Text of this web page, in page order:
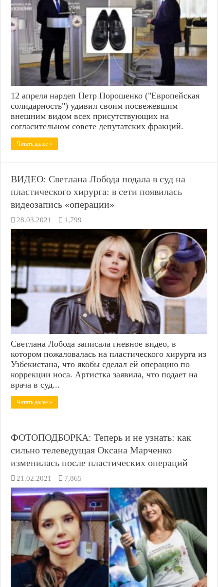
12 апреля нардеп Петр Порошенко ("Европейская
солидарность") удивил своим посвежевшим
внешним видом всех присутствующих на
согласительном совете депутатских фракций.
Читать далее »
ВИДЕО: Светлана Лобода подала в суд на
пластического хирурга: в сети появилась
видеозапись «операции»
28.03.2021 1,799
Светлана Лобода записала гневное видео, в
котором пожаловалась на пластического хирурга из
Узбекистана, что якобы сделал ей операцию по
коррекции носа. Артистка заявила, что подает на
врача в суд...
Читать далее »
ФОТОПОДБОРКА: Теперь и не узнать: как
сильно телеведущая Оксана Марченко
изменилась после пластических операций
21.02.2021 7,865